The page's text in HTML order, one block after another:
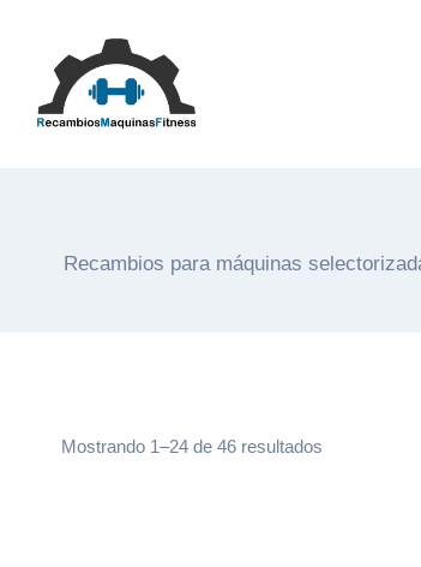
contenido
Recambios para máquinas
Mostrando 1–24 de 46 resultados